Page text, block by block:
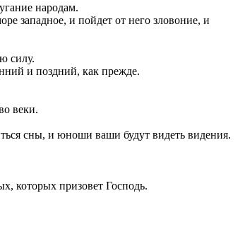
народам.
западное, и пойдет от него зловоние, и
силу.
и поздний, как прежде.
веки.
сны, и юноши ваши будут видеть видения.
которых призовет Господь.